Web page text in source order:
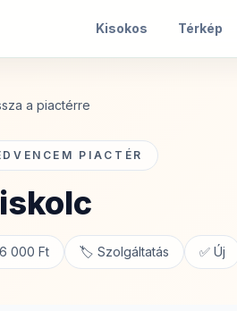
Kisokos Térkép
a piactérre
PIACTÉR
000 Ft 🏷️ Szolgáltatás ✅ Új